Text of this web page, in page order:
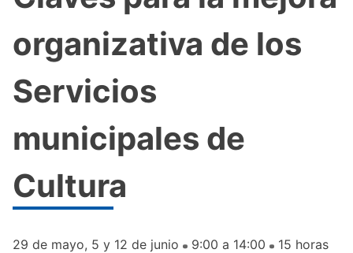
organizativa de los
Servicios
municipales de
Cultura
29 de mayo, 5 y 12 de junio 9:00 a 14:00
15 horas